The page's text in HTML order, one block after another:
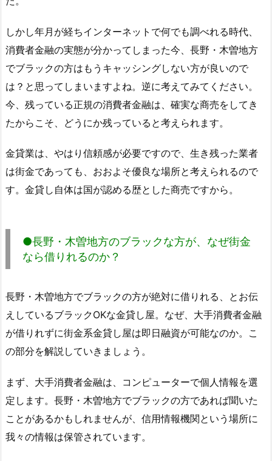
しかし年月が経ちインターネットで何でも調べれる時代、
消費者金融の実態が分かってしまった今、長野・木曽地方
でブラックの方はもうキャッシングしない方が良いので
は？と思ってしまいますよね。逆に考えてみてください。
今、残っている正規の消費者金融は、確実な商売をしてき
たからこそ、どうにか残っていると考えられます。
金貸業は、やはり信頼感が必要ですので、生き残った業者
は街金であっても、おおよそ優良な場所と考えられるので
す。金貸し自体は国が認める歴とした商売ですから。
●長野・木曽地方のブラックな方が、なぜ街金
なら借りれるのか？
長野・木曽地方でブラックの方が絶対に借りれる、とお伝
えしているブラックOKな金貸し屋。なぜ、大手消費者金融
が借りれずに街金系金貸し屋は即日融資が可能なのか。こ
の部分を解説していきましょう。
まず、大手消費者金融は、コンピューターで個人情報を選
定します。長野・木曽地方でブラックの方であれば聞いた
ことがあるかもしれませんが、信用情報機関という場所に
我々の情報は保管されています。